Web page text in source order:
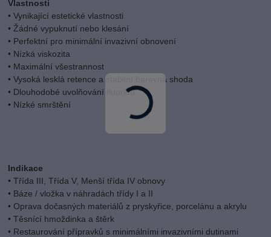
Vlastnosti
• Vynikající estetické vlastnosti
• Žádné vypuknutí nebo klesání
• Perfektní pro minimální invazivní obnovení
• Nízká viskozita
• Maximální všestrannost
• Vysoká lesklá retence a stabilní barevná shoda
• Dlouhodobé uvolňování fluoridů
• Nízké smrštění
Indikace
• Třída III, Třída V, Menší třída IV obnovy
• Báze / vložka v náhradách třídy I a II
• Oprava dočasných materiálů z pryskyřice, porcelánu a akrylu
• Těsnící hmoždinka a štěrk
• Restaurování přípravků s minimálními invazivními dutinami